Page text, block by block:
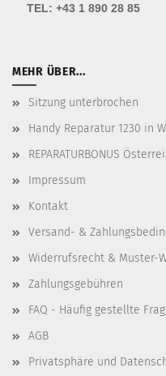
TEL: +43 1 890 28 85
MEHR ÜBER...
Sitzung unterbrochen
Handy Reparatur 1230 in
REPARATURBONUS
Impressum
Kontakt
Versand- &
Widerrufsrecht & Muster-
Zahlungsgebühren
FAQ - Häufig gestellte
AGB
Privatsphäre und